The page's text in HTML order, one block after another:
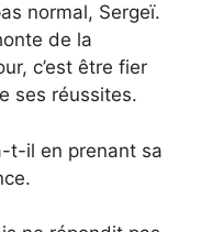
normal, Sergeï.
de la
c’est être fier
ses réussites.
t-il en prenant sa